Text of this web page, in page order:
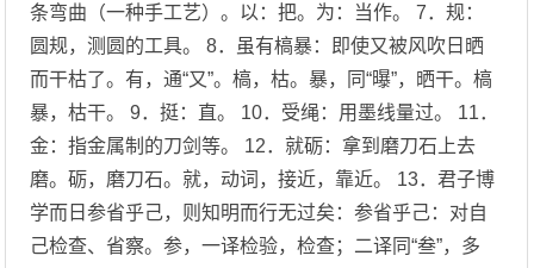
条弯曲（一种手工艺）。以：把。为：当作。 7．规：
圆规，测圆的工具。 8．虽有槁暴：即使又被风吹日晒
而干枯了。有，通“又”。槁，枯。暴，同“曝”，晒干。槁
暴，枯干。 9．挺：直。 10．受绳：用墨线量过。 11．
金：指金属制的刀剑等。 12．就砺：拿到磨刀石上去
磨。砺，磨刀石。就，动词，接近，靠近。 13．君子博
学而日参省乎己，则知明而行无过矣：参省乎己：对自
己检查、省察。参，一译检验，检查；二译同“叁”，多